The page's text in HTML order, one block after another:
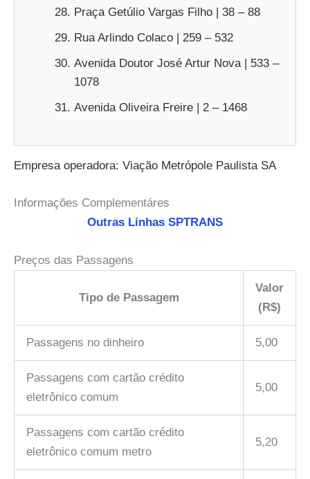
Praça Getúlio Vargas Filho | 38 – 88
Rua Arlindo Colaco | 259 – 532
Avenida Doutor José Artur Nova | 533 –
1078
Avenida Oliveira Freire | 2 – 1468
Empresa operadora: Viação Metrópole Paulista SA
Informações Complementáres
Outras Linhas SPTRANS
Preços das Passagens
Tipo de Passagem
Valor
(R$)
Passagens no dinheiro 5,00
Passagens com cartão crédito
eletrônico comum
5,00
Passagens com cartão crédito
eletrônico comum metro
5,20